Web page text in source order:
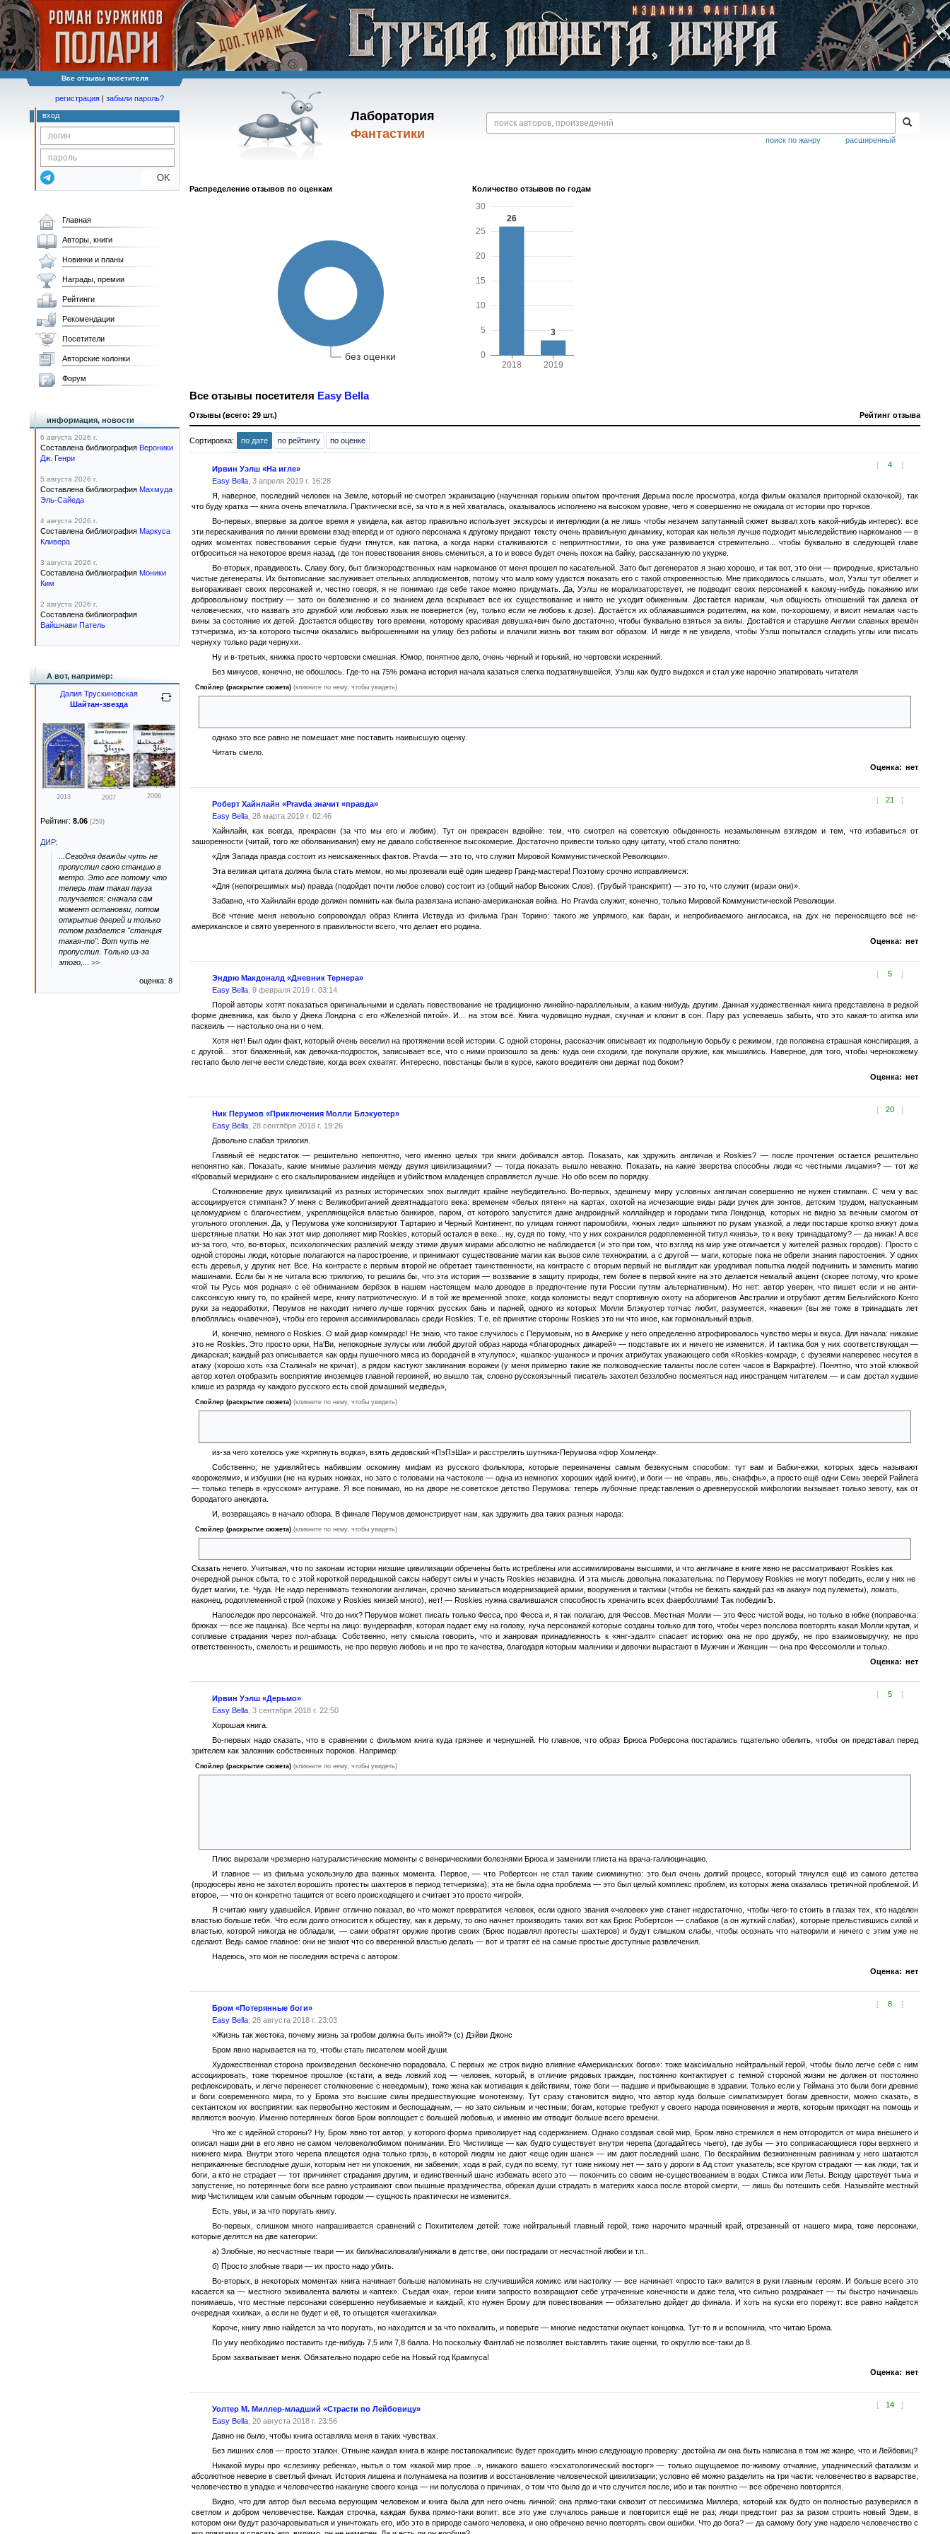
Все отзывы посетителя
Лаборатория
Фантастики
расширенный
поиск по жанру
регистрация | забыли пароль?
вход
OK
Распределение отзывов по оценкам Количество отзывов по годам
Все отзывы посетителя Easy Bella
Отзывы (всего: 29 шт.) Рейтинг отзыва
Сортировка: по дате по рейтингу по оценке
[ 4 ]
Ирвин Уэлш «На игле»
Easy Bella, 3 апреля 2019 г. 16:28
Я, наверное, последний человек на Земле, который не смотрел экранизацию (наученная горьким опытом прочтения Дерьма после просмотра, когда фильм оказался приторной сказочкой), так
что буду кратка — книга очень впечатлила. Практически всё, за что я в ней хваталась, оказывалось исполнено на высоком уровне, чего я совершенно не ожидала от истории про торчков.
Во-первых, впервые за долгое время я увидела, как автор правильно использует экскурсы и интерлюдии (а не лишь чтобы незачем запутанный сюжет вызвал хоть какой-нибудь интерес): все
эти перескакивания по линии времени взад-вперёд и от одного персонажа к другому придают тексту очень правильную динамику, которая как нельзя лучше подходит мыследействию наркоманов — в
одних моментах повествования серые будни тянутся, как патока, а когда нарки сталкиваются с неприятностями, то она уже развивается стремительно... чтобы буквально в следующей главе
отброситься на некоторое время назад, где тон повествования вновь смениться, а то и вовсе будет очень похож на байку, рассказанную по укурке.
Во-вторых, правдивость. Славу богу, быт близкородственных нам наркоманов от меня прошел по касательной. Зато быт дегенератов я знаю хорошо, и так вот, это они — природные, кристально
чистые дегенераты. Их бытописание заслуживает отельных аплодисментов, потому что мало кому удастся показать его с такой откровенностью. Мне приходилось слышать, мол, Уэлш тут обеляет и
выгораживает своих персонажей и, честно говоря, я не понимаю где себе такое можно придумать. Да, Уэлш не морализаторствует, не подводит своих персонажей к какому-нибудь покаянию или
добровольному постригу — зато он болезненно и со знанием дела вскрывает всё их существование и никто не уходит обиженным. Достаётся нарикам, чья общность отношений так далека от
человеческих, что назвать это дружбой или любовью язык не повернется (ну, только если не любовь к дозе). Достаётся их облажавшимся родителям, на ком, по-хорошему, и висит немалая часть
вины за состояние их детей. Достается обществу того времени, которому красивая девушка+вич было достаточно, чтобы буквально взяться за вилы. Достаётся и старушке Англии славных времён
тэтчеризма, из-за которого тысячи оказались выброшенными на улицу без работы и влачили жизнь вот таким вот образом. И нигде я не увидела, чтобы Уэлш попытался сгладить углы или писать
чернуху только ради чернухи.
Ну и в-третьих, книжка просто чертовски смешная. Юмор, понятное дело, очень черный и горький, но чертовски искренний.
Без минусов, конечно, не обошлось. Где-то на 75% романа история начала казаться слегка подзатянувшейся, Уэлш как будто выдохся и стал уже нарочно эпатировать читателя
Спойлер (раскрытие сюжета) (кликните по нему, чтобы увидеть)
однако это все равно не помешает мне поставить наивысшую оценку.
Читать смело.
Оценка: нет
[ 21 ]
Роберт Хайнлайн «Pravda значит «правда»
Easy Bella, 28 марта 2019 г. 02:46
Хайнлайн, как всегда, прекрасен (за что мы его и любим). Тут он прекрасен вдвойне: тем, что смотрел на советскую обыденность незамыленным взглядом и тем, что избавиться от
зашоренности (читай, того же оболванивания) ему не давало собственное высокомерие. Достаточно привести только одну цитату, чтоб стало понятно:
«Для Запада правда состоит из неискаженных фактов. Pravda — это то, что служит Мировой Коммунистической Революции».
Эта великая цитата должна была стать мемом, но мы прозевали ещё один шедевр Гранд-мастера! Поэтому срочно исправляемся:
«Для (непогрешимых мы) правда (подойдет почти любое слово) состоит из (общий набор Высоких Слов). (Грубый транскрипт) — это то, что служит (мрази они)».
Забавно, что Хайнлайн вроде должен помнить как была развязана испано-американская война. Но Pravda служит, конечно, только Мировой Коммунистической Революции.
Всё чтение меня невольно сопровождал образ Клинта Иствуда из фильма Гран Торино: такого же упрямого, как баран, и непробиваемого англосакса, на дух не переносящего всё не-
американское и свято уверенного в правильности всего, что делает его родина.
Оценка: нет
[ 5 ]
Эндрю Макдоналд «Дневник Тернера»
Easy Bella, 9 февраля 2019 г. 03:14
Порой авторы хотят показаться оригинальными и сделать повествование не традиционно линейно-параллельным, а каким-нибудь другим. Данная художественная книга представлена в редкой
форме дневника, как было у Джека Лондона с его «Железной пятой». И... на этом всё. Книга чудовищно нудная, скучная и клонит в сон. Пару раз успеваешь забыть, что это какая-то агитка или
пасквиль — настолько она ни о чем.
Хотя нет! Был один факт, который очень веселил на протяжении всей истории. С одной стороны, рассказчик описывает их подпольную борьбу с режимом, где положена страшная конспирация, а
с другой... этот блаженный, как девочка-подросток, записывает все, что с ними произошло за день: куда они сходили, где покупали оружие, как мышились. Наверное, для того, чтобы чернокожему
гестапо было легче вести следствие, когда всех схватят. Интересно, повстанцы были в курсе, какого вредителя они держат под боком?
Оценка: нет
[ 20 ]
Ник Перумов «Приключения Молли Блэкуотер»
Easy Bella, 28 сентября 2018 г. 19:26
Довольно слабая трилогия.
Главный её недостаток — решительно непонятно, чего именно целых три книги добивался автор. Показать, как здружить англичан и Roskies? — после прочтения остается решительно
непонятно как. Показать, какие мнимые различия между двумя цивилизациями? — тогда показать вышло неважно. Показать, на какие зверства способны люди «с честными лицами»? — тот же
«Кровавый меридиан» с его скальпированием индейцев и убийством младенцев справляется лучше. Но обо всем по порядку.
Столкновение двух цивилизаций из разных исторических эпох выглядит крайне неубедительно. Во-первых, здешнему миру условных англичан совершенно не нужен стимпанк. С чем у вас
ассоциируется стимпанк? У меня с Великобританией девятнадцатого века: временем «белых пятен» на картах, охотой на исчезающие виды ради ручек для зонтов, детским трудом, напусканным
целомудрием с благочестием, укрепляющейся властью банкиров, паром, от которого запустится даже андроидный коллайндер и городами типа Лондонца, которых не видно за вечным смогом от
угольного отопления. Да, у Перумова уже колонизируют Тартарию и Черный Континент, по улицам гоняют паромобили, «юных леди» шпыняют по рукам указкой, а леди постарше кротко вяжут дома
шерстяные платки. Но как этот мир дополняет мир Roskies, который остался в веке... ну, судя по тому, что у них сохранился родоплеменной титул «князь», то к веку тринадцатому? — да никак! А все
из-за того, что, во-вторых, психологических различий между этими двумя мирами абсолютно не наблюдается (и это при том, что взгляд на мир уже отличается у жителей разных городов). Просто с
одной стороны люди, которые полагаются на паростроение, и принимают существование магии как вызов силе технократии, а с другой — маги, которые пока не обрели знания паростоения. У одних
есть деревья, у других нет. Все. На контрасте с первым второй не обретает таинственности, на контрасте с вторым первый не выглядит как уродливая попытка людей подчинить и заменить магию
машинами. Если бы я не читала всю трилогию, то решила бы, что эта история — воззвание в защиту природы, тем более в первой книге на это делается немалый акцент (скорее потому, что кроме
«гой ты Русь моя родная» с её обниманием берёзок в нашем настоящем мало доводов в предпочтение пути России путям альтернативным). Но нет: автор уверен, что пишет если и не анти-
саксонксую книгу то, по крайней мере, книгу патриотическую. И в той же временной эпохе, когда колонисты ведут спортивную охоту на аборигенов Австралии и отрубают детям Бельгийского Конго
руки за недоработки, Перумов не находит ничего лучше горячих русских бань и парней, одного из которых Молли Блэкуотер тотчас любит, разумеется, «навеки» (вы же тоже в тринадцать лет
влюблялись «навечно»), чтобы его героиня ассимилировалась среди Roskies. Т.е. её принятие стороны Roskies это ни что иное, как гормональный взрыв.
И, конечно, немного о Roskies. О май диар коммрадс! Не знаю, что такое случилось с Перумовым, но в Америке у него определенно атрофировалось чувство меры и вкуса. Для начала: никакие
это не Roskies. Это просто орки, На'Ви, непокорные зулусы или любой другой образ народа «благородных дикарей» — подставьте их и ничего не изменится. И тактика боя у них соответствующая —
дикарская; каждый раз описывается как орды пушечного мяса из бородачей в «тулупос», «шапкос-ушанкос» и прочих атрибутах уважающего себя «Roskies-комрад», с фузеями наперевес несутся в
атаку (хорошо хоть «за Сталина!» не кричат), а рядом кастуют заклинания ворожеи (у меня примерно такие же полководческие таланты после сотен часов в Варкрафте). Понятно, что этой клюквой
автор хотел отобразить восприятие иноземцев главной героиней, но вышло так, словно русскоязычный писатель захотел беззлобно посмеяться над иностранцем читателем — и сам достал худшие
клише из разряда «у каждого русского есть свой домашний медведь»,
Спойлер (раскрытие сюжета) (кликните по нему, чтобы увидеть)
из-за чего хотелось уже «хряпнуть водка», взять дедовский «ПэПэШа» и расстрелять шутника-Перумова «фор Хомленд».
Собственно, не удивляйтесь набившим оскомину мифам из русского фольклора, которые переиначены самым безвкусным способом: тут вам и Бабки-ежки, которых здесь называют
«ворожеями», и избушки (не на курьих ножках, но зато с головами на частоколе — одна из немногих хороших идей книги), и боги — не «правь, явь, снаффь», а просто ещё одни Семь зверей Райлега
— только теперь в «русском» антураже. Я все понимаю, но на дворе не советское детство Перумова: теперь лубочные представления о древнерусской мифологии вызывает только зевоту, как от
бородатого анекдота.
И, возвращаясь в начало обзора. В финале Перумов демонстрирует нам, как здружить два таких разных народа:
Спойлер (раскрытие сюжета) (кликните по нему, чтобы увидеть)
Сказать нечего. Учитывая, что по законам истории низшие цивилизации обречены быть истреблены или ассимилированы высшими, и что англичане в книге явно не рассматривают Roskies как
очередной рынок сбыта, то с этой короткой передышкой саксы наберут силы и участь Roskies незавидна. И эта мысль довольна показательна: по Перумову Roskies не могут победить, если у них не
будет магии, т.е. Чуда. Не надо перенимать технологии англичан, срочно заниматься модернизацией армии, вооружения и тактики (чтобы не бежать каждый раз «в акаку» под пулеметы), ломать,
наконец, родоплеменной строй (похоже у Roskies князей много), нет! — Roskies нужна свалившаяся способность хреначить всех фаерболлами! Так победимЪ.
Напоследок про персонажей. Что до них? Перумов может писать только Фесса, про Фесса и, я так полагаю, для Фессов. Местная Молли — это Фесс чистой воды, но только в юбке (поправочка:
брюках — все же пацанка). Все черты на лицо: вундервафля, которая падает ему на голову, куча персонажей которые созданы только для того, чтобы через полслова повторять какая Молли крутая, и
сопливые страдания через пол-абзаца. Собственно, нету смысла говорить, что и жанровая принадлежность к «янг-эдалт» спасает историю: она не про дружбу, не про взаимовыручку, не про
ответственность, смелость и решимость, не про первую любовь и не про те качества, благодаря которым мальчики и девочки вырастают в Мужчин и Женщин — она про Фессомолли и только.
Оценка: нет
[ 5 ]
Ирвин Уэлш «Дерьмо»
Easy Bella, 3 сентября 2018 г. 22:50
Хорошая книга.
Во-первых надо сказать, что в сравнении с фильмом книга куда грязнее и чернушней. Но главное, что образ Брюса Роберсона постарались тщательно обелить, чтобы он представал перед
зрителем как заложник собственных пороков. Например:
Спойлер (раскрытие сюжета) (кликните по нему, чтобы увидеть)
Плюс вырезали чрезмерно натуралистические моменты с венерическими болезнями Брюса и заменили глиста на врача-галлюцинацию.
И главное — из фильма ускользнуло два важных момента. Первое, — что Робертсон не стал таким сиюминутно: это был очень долгий процесс, который тянулся ещё из самого детства
(продюсеры явно не захотел ворошить протесты шахтеров в период тетчеризма); эта не была одна проблема — это был целый комплекс проблем, из которых жена оказалась третичной проблемой. И
второе, — что он конкретно тащится от всего происходящего и считает это просто «игрой».
Я считаю книгу удавшейся. Ирвинг отлично показал, во что может превратится человек, если одного звания «человек» уже станет недостаточно, чтобы чего-то стоить в глазах тех, кто наделен
властью больше тебя. Что если долго относится к обществу, как к дерьму, то оно начнет производить таких вот как Брюс Робертсон — слабаков (а он жуткий слабак), которые прельстившись силой и
властью, которой никогда не обладали, — сами обратят оружие против своих (Брюс подавлял протесты шахтеров) и будут слишком слабы, чтобы осознать что натворили и ничего с этим уже не
сделают. Ведь самое главное: они не знают что со вверенной властью делать — вот и тратят её на самые простые доступные развлечения.
Надеюсь, это моя не последняя встреча с автором.
Оценка: нет
[ 8 ]
Бром «Потерянные боги»
Easy Bella, 28 августа 2018 г. 23:03
«Жизнь так жестока, почему жизнь за гробом должна быть иной?» (с) Дэйви Джонс
Бром явно нарывается на то, чтобы стать писателем моей души.
Художественная сторона произведения бесконечно порадовала. С первых же строк видно влияние «Американских богов»: тоже максимально нейтральный герой, чтобы было легче себя с ним
ассоциировать, тоже тюремное прошлое (кстати, а ведь ловкий ход — человек, который, в отличие рядовых граждан, постоянно контактирует с темной стороной жизни не должен от постоянно
рефлексировать, и легче перенесет столкновение с неведомым), тоже жена как мотивация к действиям, тоже боги — падшие и прибывающие в здравии. Только если у Геймана это были боги древние
и боги современного мира, то у Брома это высшие силы предшествующие монотеизму. Тут сразу становится видно, что автор куда больше симпатизирует богам древности, можно сказать, в
сектантском их восприятии: как первобытно жестоким и беспощадным, — но зато сильным и честным; богам, которые требуют у своего народа повиновения и жертв, которым приходят на помощь и
являются воочую. Именно потерянных богов Бром воплощает с большей любовью, и именно им отводит больше всего времени.
Что же с идейной стороны? Ну, Бром явно тот автор, у которого форма приволирует над содержанием. Однако создавая свой мир, Бром явно стремился в нем отгородится от мира внешнего и
описал наши дни в его явно не самом человеколюбимом понимании. Его Чистилище — как будто существует внутри черепа (догадайтесь чьего), где зубы — это соприкасающиеся горы верхнего и
нижнего мира. Внутри этого черепа плещется одна только грязь, в которой людям не дают «еще один шанс» — им дают последний шанс. По бескрайним безжизненным равнинам у него шатаются
неприкаянные бесплодные души, которым нет ни упокоения, ни забвения; хода в рай, судя по всему, тут тоже никому нет — зато у дороги в Ад стоит указатель; все кругом страдают — как люди, так и
боги, а кто не страдает — тот причиняет страдания другим, и единственный шанс избежать всего это — покончить со своим не-существованием в водах Стикса или Леты. Всюду царствует тьма и
запустение, но потерянные боги все равно устраивают свои пышные праздничества, обрекая души страдать в материях хаоса после второй смерти, — лишь бы потешить себя. Называйте местный
мир Чистилищем или самым обычным городом — сущность практически не изменится.
Есть, увы, и за что поругать книгу.
Во-первых, слишком много напрашивается сравнений с Похитителем детей: тоже нейтральный главный герой, тоже нарочито мрачный край, отрезанный от нашего мира, тоже персонажи,
которые делятся на две категории:
а) Злобные, но несчастные твари — их били/насиловали/унижали в детстве, они пострадали от несчастной любви и т.п..
б) Просто злобные твари — их просто надо убить.
Во-вторых, в некоторых моментах книга начинает больше напоминать не случившийся комикс или настолку — все начинает «просто так» валится в руки главным героям. И больше всего это
касается ка — местного эквивалента валюты и «аптек». Съедая «ка», герои книги запросто возвращают себе утраченные конечности и даже тела, что сильно раздражает — ты быстро начинаешь
понимаешь, что местные персонажи совершенно неубиваемые и каждый, кто нужен Брому для повествования — обязательно дойдет до финала. И хоть на куски его порежут: все равно найдется
очередная «хилка», а если не будет и её, то отыщется «мегахилка».
Короче, книгу явно найдется за что поругать, но находится и за что похвалить, и поверьте — многие недостатки окупает концовка. Тут-то я и вспомнила, что читаю Брома.
По уму необходимо поставить где-нибудь 7,5 или 7,8 балла. Но поскольку Фантлаб не позволяет выставлять такие оценки, то округлю все-таки до 8.
Бром захватывает меня. Обязательно подарю себе на Новый год Крампуса!
Оценка: нет
[ 14 ]
Уолтер М. Миллер-младший «Страсти по Лейбовицу»
Easy Bella, 20 августа 2018 г. 23:56
Давно не было, чтобы книга оставляла меня в таких чувствах.
Без лишних слов — просто эталон. Отныне каждая книга в жанре постапокалипсис будет проходить мною следующую проверку: достойна ли она быть написана в том же жанре, что и Лейбовиц?
Никакой муры про «слезинку ребенка», нытья о том «какой мир прое...», никакого вашего «эсхатологический восторг» — только ощущаемое по-живому отчаяние, упаднический фатализм и
абсолютное неверие в светлый финал. История лишена и полунамека на позитив и восстановление человеческой цивилизации; условно её можно разделить на три части: человечество в варварстве,
человечество в упадке и человечество накануне своего конца — ни полуслова о причинах, о том что было до и что случится после, ибо и так понятно — все обречено повторятся.
Видно, что для автор был весьма верующим человеком и книга была для него очень личной: она прямо-таки сквозит от пессимизма Миллера, который как будто он полностью разуверился в
светлом и добром человечестве. Каждая строчка, каждая буква прямо-таки вопит: все это уже случалось раньше и повторится ещё не раз; люди предстоит раз за разом строить новый Эдем, в
котором они будут разочаровываться и уничтожать его, ибо это в природе самого человека, и оно обречено вечно повторять свои ошибки. Что до бога? — да самому богу уже надоело человечество с
Главная
Авторы, книги
Новинки и планы
Награды, премии
Рейтинги
Рекомендации
Посетители
Авторские колонки
Форум
информация, новости
6 августа 2026 г.
Составлена библиография Вероники
Дж. Генри
5 августа 2026 г.
Составлена библиография Махмуда
Эль-Сайеда
4 августа 2026 г.
Составлена библиография Маркуса
Кливера
3 августа 2026 г.
Составлена библиография Моники
Ким
2 августа 2026 г.
Составлена библиография
Вайшнави Патель
А вот, например:
Далия Трускиновская
Шайтан-звезда
2013 2007 2006
Рейтинг: 8.06 (259)
ДИР:
...Сегодня дважды чуть не
пропустил свою станцию в
метро. Это все потому что
теперь там такая пауза
получается: сначала сам
момент остановки, потом
открытие дверей и только
потом раздается "станция
такая-то". Вот чуть не
пропустил. Только из-за
этого,
>>
оценка: 8